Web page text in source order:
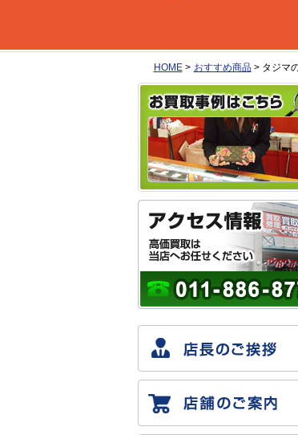
HOME> おすすめ商品> タジマ